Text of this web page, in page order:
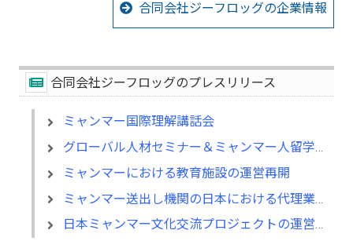
合同会社ジーフロッグの企業情報
合同会社ジーフロッグのプレスリリース
ミャンマー国際理解講話会
グローバル人材セミナー＆ミャンマー人留学生交流会
ミャンマーにおける教育施設の運営再開
ミャンマー送出し機関の日本における代理業務開始
日本ミャンマー文化交流プロジェクトの運営開始